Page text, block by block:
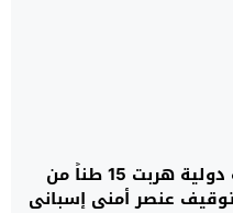
سقوط مدوي: تفكيك شبكة دولية هربت 15 طناً من
عنصر أمني إسباني